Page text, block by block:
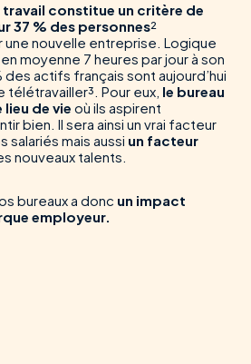
travail constitue un critère de
37 % des personnes²
une nouvelle entreprise. Logique
moyenne 7 heures par jour à son
actifs français sont aujourd’hui
télétravailler³. Pour eux, le bureau
lieu de vie où ils aspirent
bien. Il sera ainsi un vrai facteur
mais aussi un facteur
nouveaux talents.
bureaux a donc un impact
employeur.